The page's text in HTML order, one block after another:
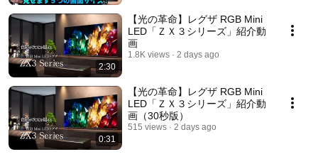
2:30
【光の革命】レグザ RGB Mini
LED「ＺＸ３シリーズ」紹介動
画
1.8K views 2 days ago
0:31
【光の革命】レグザ RGB Mini
LED「ＺＸ３シリーズ」紹介動
画（30秒版）
515 views 2 days ago